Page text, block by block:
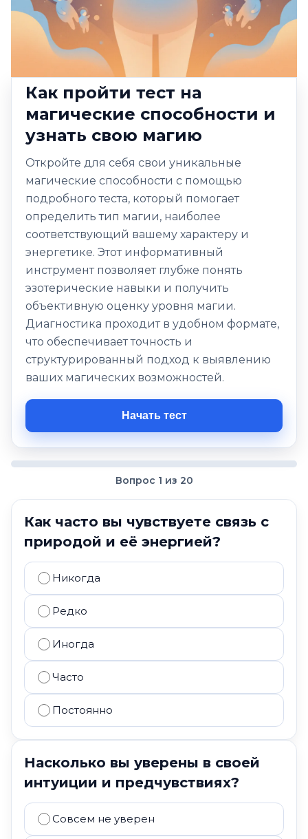
Как пройти тест на
магические способности и
узнать свою магию
Откройте для себя свои уникальные
магические способности с помощью
подробного теста, который помогает
определить тип магии, наиболее
соответствующий вашему характеру и
энергетике. Этот информативный
инструмент позволяет глубже понять
эзотерические навыки и получить
объективную оценку уровня магии.
Диагностика проходит в удобном формате,
что обеспечивает точность и
структурированный подход к выявлению
ваших магических возможностей.
Начать тест
Вопрос 1 из 20
Как часто вы чувствуете связь с
природой и её энергией?
Никогда
Редко
Иногда
Часто
Постоянно
Насколько вы уверены в своей
интуиции и предчувствиях?
Совсем не уверен